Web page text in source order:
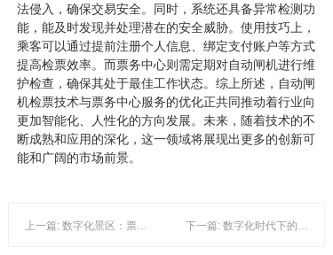
法侵入，确保交易安全。同时，系统还具备异常检测功
能，能及时发现并处理潜在的安全威胁。使用技巧上，
乘客可以通过提前注册个人信息、绑定支付账户等方式
提高检票效率。而票务中心则需定期对自动闸机进行维
护检查，确保其处于最佳工作状态。综上所述，自动闸
机检票技术与票务中心服务的优化正共同推动着行业向
更加智能化、人性化的方向发展。未来，随着技术的不
断成熟和应用的深化，这一领域将展现出更多的创新可
能和广阔的市场前景。
上一篇: 数字化景区：票务系统与检票技术的革新应用 下一篇: 数字化时代下的门票安全与门票系统升级